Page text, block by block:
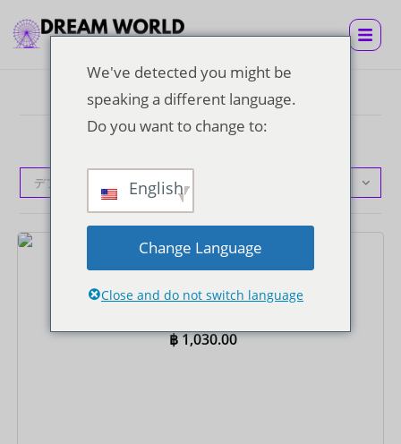
デフォルト表示
チケット
スーパービザチケット
฿1,030.00
We've detected you might be
speaking a different language.
Do you want to change to:
English
Change Language
Close and do not switch language